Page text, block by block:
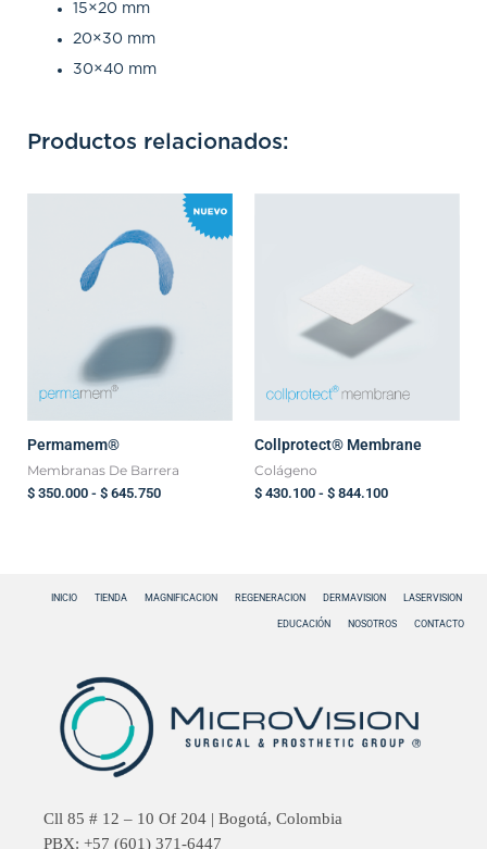
15×20 mm
20×30 mm
30×40 mm
Productos relacionados:
Permamem®
Membranas De Barrera
$ 350.000 - $ 645.750
Rango
precios:
desde
$ 350.000
hasta
Collprotect® Membrane
Colágeno
$ 430.100 - $ 844.100
$ 844.100
INICIO TIENDA MAGNIFICACION REGENERACION DERMAVISION LASERVISION
EDUCACIÓN NOSOTROS CONTACTO
Cll 85 # 12 – 10 Of 204 | Bogotá, Colombia
PBX: +57 (601) 371-6447